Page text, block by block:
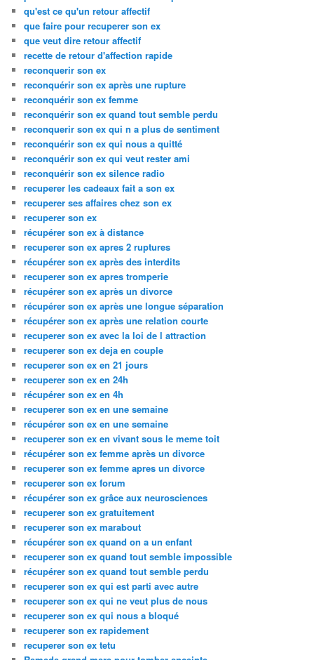
qu'est ce qu'un retour affectif
que faire pour recuperer son ex
que veut dire retour affectif
recette de retour d'affection rapide
reconquerir son ex
reconquérir son ex après une rupture
reconquérir son ex femme
reconquérir son ex quand tout semble perdu
reconquerir son ex qui n a plus de sentiment
reconquérir son ex qui nous a quitté
reconquérir son ex qui veut rester ami
reconquérir son ex silence radio
recuperer les cadeaux fait a son ex
recuperer ses affaires chez son ex
recuperer son ex
récupérer son ex à distance
recuperer son ex apres 2 ruptures
récupérer son ex après des interdits
recuperer son ex apres tromperie
récupérer son ex après un divorce
récupérer son ex après une longue séparation
récupérer son ex après une relation courte
recuperer son ex avec la loi de l attraction
recuperer son ex deja en couple
recuperer son ex en 21 jours
recuperer son ex en 24h
récupérer son ex en 4h
recuperer son ex en une semaine
récupérer son ex en une semaine
recuperer son ex en vivant sous le meme toit
récupérer son ex femme après un divorce
recuperer son ex femme apres un divorce
recuperer son ex forum
récupérer son ex grâce aux neurosciences
recuperer son ex gratuitement
recuperer son ex marabout
récupérer son ex quand on a un enfant
recuperer son ex quand tout semble impossible
récupérer son ex quand tout semble perdu
recuperer son ex qui est parti avec autre
recuperer son ex qui ne veut plus de nous
recuperer son ex qui nous a bloqué
recuperer son ex rapidement
recuperer son ex tetu